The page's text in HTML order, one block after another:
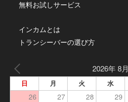
無料お試しサービス
インカムとは
トランシーバーの選び方
2026年 8月
日 月 火 水
26 27 28 29